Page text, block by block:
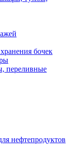
бочек
переливные
нефтепродуктов